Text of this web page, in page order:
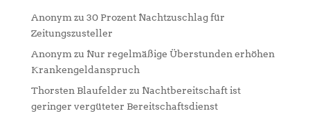
Anonymzu 30 Prozent Nachtzuschlag für
Zeitungszusteller
Anonymzu Nur regelmäßige Überstunden erhöhen
Krankengeldanspruch
Thorsten Blaufelder zu Nachtbereitschaft ist
geringer vergüteter Bereitschaftsdienst